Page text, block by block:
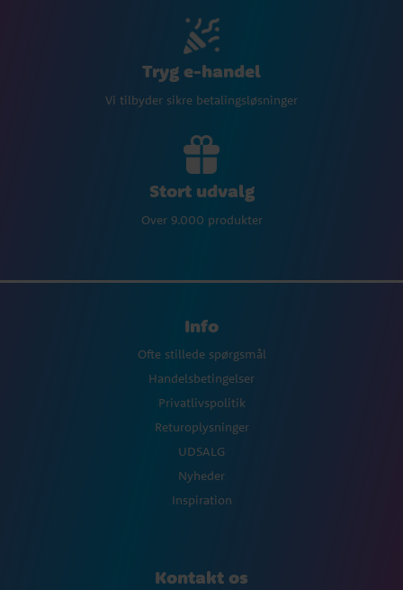
Tryg e-handel
Vi tilbyder sikre betalingsløsninger
Stort udvalg
Over 9.000 produkter
Info
Ofte stillede spørgsmål
Handelsbetingelser
Privatlivspolitik
Returoplysninger
UDSALG
Nyheder
Inspiration
Kontakt os